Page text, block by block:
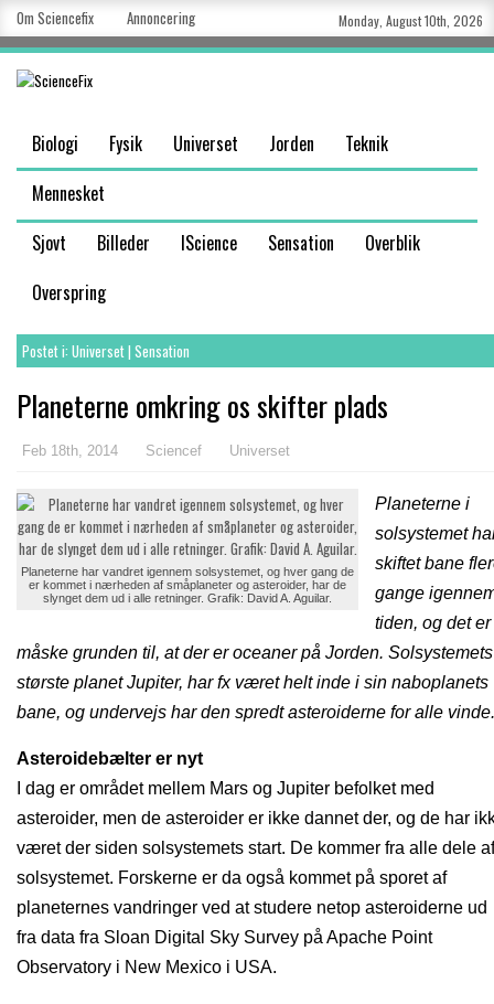
Om Sciencefix Annoncering Monday, August 10th, 2026
Biologi Fysik Universet Jorden
Teknik
Mennesket
Sjovt
Billeder IScience Sensation
Overblik
Overspring
Postet i: Universet| Sensation
Planeterne omkring os skifter plads
Feb 18th, 2014 Sciencef Universet
Planeterne har vandret igennem solsystemet, og hver gang de
er kommet i nærheden af småplaneter og asteroider, har de
slynget dem ud i alle retninger. Grafik: David A. Aguilar.
Planeterne i
solsystemet
skiftet bane
gange
tiden, og det er
måske grunden til, at der er oceaner på Jorden. Solsystemets
største planet Jupiter, har fx været helt inde i sin naboplanets
bane, og undervejs har den spredt asteroiderne for alle vinde.
Asteroidebælter er nyt
I dag er området mellem Mars og Jupiter befolket med
asteroider, men de asteroider er ikke dannet der, og de har
været der siden solsystemets start. De kommer fra alle dele af
solsystemet. Forskerne er da også kommet på sporet af
planeternes vandringer ved at studere netop asteroiderne ud
fra data fra Sloan Digital Sky Survey på Apache Point
Observatory i New Mexico i USA.